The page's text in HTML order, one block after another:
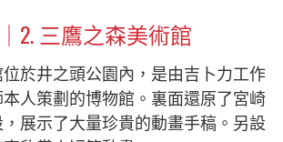
2.三鷹之森美術館
於井之頭公園內，是由吉卜力工作
人策劃的博物館。裏面還原了宮崎
展示了大量珍貴的動畫手稿。另設